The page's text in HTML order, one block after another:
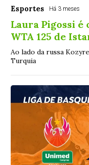
Esportes Há 3 meses
Laura Pigossi é
WTA 125 de
Ao lado da russa
Turquia